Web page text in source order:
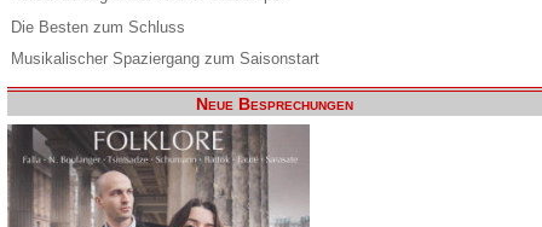
Die Besten zum Schluss
Musikalischer Spaziergang zum Saisonstart
Neue Besprechungen